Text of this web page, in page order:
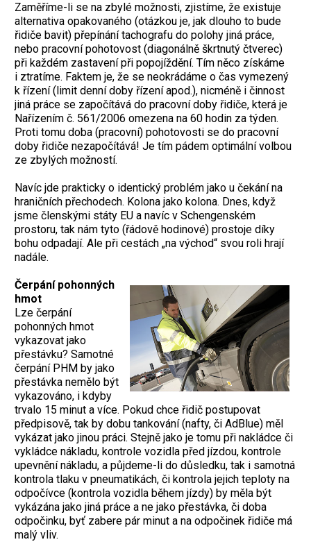
Zaměříme-li se na zbylé možnosti, zjistíme, že existuje
alternativa opakovaného (otázkou je, jak dlouho to bude
řidiče bavit) přepínání tachografu do polohy jiná práce,
nebo pracovní pohotovost (diagonálně škrtnutý čtverec)
při každém zastavení při popojíždění. Tím něco získáme
i ztratíme. Faktem je, že se neokrádáme o čas vymezený
k řízení (limit denní doby řízení apod.), nicméně i činnost
jiná práce se započítává do pracovní doby řidiče, která je
Nařízením č. 561/2006 omezena na 60 hodin za týden.
Proti tomu doba (pracovní) pohotovosti se do pracovní
doby řidiče nezapočítává! Je tím pádem optimální volbou
ze zbylých možností.
Navíc jde prakticky o identický problém jako u čekání na
hraničních přechodech. Kolona jako kolona. Dnes, když
jsme členskými státy EU a navíc v Schengenském
prostoru, tak nám tyto (řádově hodinové) prostoje díky
bohu odpadají. Ale při cestách „na východ“ svou roli hrají
nadále.
Čerpání pohonných
hmot
Lze čerpání
pohonných hmot
vykazovat jako
přestávku? Samotné
čerpání PHM by jako
přestávka nemělo být
vykazováno, i kdyby
trvalo 15 minut a více. Pokud chce řidič postupovat
předpisově, tak by dobu tankování (nafty, či AdBlue) měl
vykázat jako jinou práci. Stejně jako je tomu při nakládce či
vykládce nákladu, kontrole vozidla před jízdou, kontrole
upevnění nákladu, a půjdeme-li do důsledku, tak i samotná
kontrola tlaku v pneumatikách, či kontrola jejich teploty na
odpočívce (kontrola vozidla během jízdy) by měla být
vykázána jako jiná práce a ne jako přestávka, či doba
odpočinku, byť zabere pár minut a na odpočinek řidiče má
malý vliv.